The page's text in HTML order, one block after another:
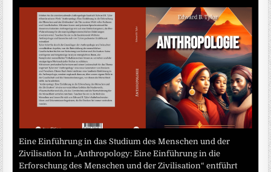
Eine Einführung in das Studium des Menschen und der
Zivilisation In „Anthropology: Eine Einführung in die
Erforschung des Menschen und der Zivilisation“ entführt